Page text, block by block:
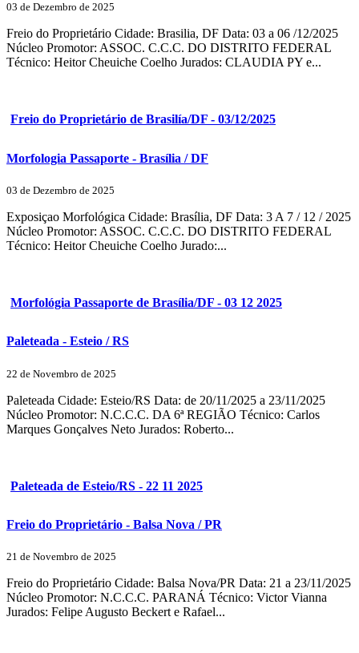
03 de Dezembro de 2025
Freio do Proprietário Cidade: Brasilia, DF Data: 03 a 06 /12/2025
Núcleo Promotor: ASSOC. C.C.C. DO DISTRITO FEDERAL
Técnico: Heitor Cheuiche Coelho Jurados: CLAUDIA PY e...
Freio do Proprietário de Brasilía/DF - 03/12/2025
Morfologia Passaporte - Brasília / DF
03 de Dezembro de 2025
Exposiçao Morfológica Cidade: Brasília, DF Data: 3 A 7 / 12 / 2025
Núcleo Promotor: ASSOC. C.C.C. DO DISTRITO FEDERAL
Técnico: Heitor Cheuiche Coelho Jurado:...
Morfológia Passaporte de Brasília/DF - 03 12 2025
Paleteada - Esteio / RS
22 de Novembro de 2025
Paleteada Cidade: Esteio/RS Data: de 20/11/2025 a 23/11/2025
Núcleo Promotor: N.C.C.C. DA 6ª REGIÃO Técnico: Carlos
Marques Gonçalves Neto Jurados: Roberto...
Paleteada de Esteio/RS - 22 11 2025
Freio do Proprietário - Balsa Nova / PR
21 de Novembro de 2025
Freio do Proprietário Cidade: Balsa Nova/PR Data: 21 a 23/11/2025
Núcleo Promotor: N.C.C.C. PARANÁ Técnico: Victor Vianna
Jurados: Felipe Augusto Beckert e Rafael...